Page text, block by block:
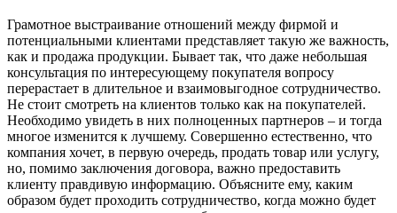
Грамотное выстраивание отношений между фирмой и
потенциальными клиентами представляет такую же важность,
как и продажа продукции. Бывает так, что даже небольшая
консультация по интересующему покупателя вопросу
перерастает в длительное и взаимовыгодное сотрудничество.
Не стоит смотреть на клиентов только как на покупателей.
Необходимо увидеть в них полноценных партнеров – и тогда
многое изменится к лучшему. Совершенно естественно, что
компания хочет, в первую очередь, продать товар или услугу,
но, помимо заключения договора, важно предоставить
клиенту правдивую информацию. Объясните ему, каким
образом будет проходить сотрудничество, когда можно будет